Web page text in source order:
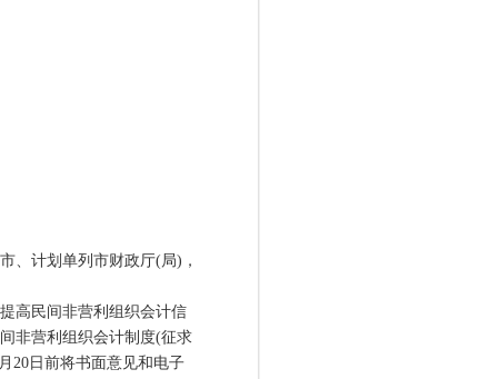
、计划单列市财政厅(局)，
高民间非营利组织会计信
非营利组织会计制度(征求
20日前将书面意见和电子